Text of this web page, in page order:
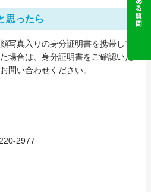
思ったら
写真入りの身分証明書を携帯して
場合は、身分証明書をご確認いた
問い合わせください。
2977